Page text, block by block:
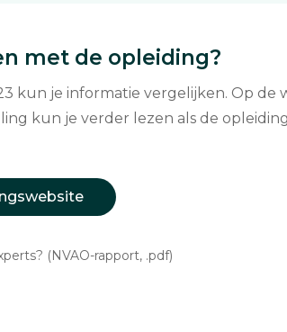
met de opleiding?
kun je informatie vergelijken. Op de
kun je verder lezen als de
(NVAO-rapport, .pdf)